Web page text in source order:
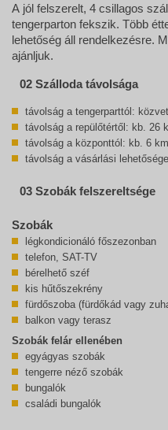
A jól felszerelt, 4 csillagos
tengerparton fekszik. Több
lehetőség áll rendelkezésre.
ajánljuk.
02 Szálloda távolsága
távolság a tengerparttól:
távolság a repülőtértől: kb. 26
távolság a központtól: kb. 6
távolság a vásárlási
03 Szobák felszereltsége
Szobák
légkondicionáló főszezonban
telefon, SAT-TV
bérelhető széf
kis hűtőszekrény
fürdőszoba (fürdőkád vagy
balkon vagy terasz
Szobák felár ellenében
egyágyas szobák
tengerre néző szobák
bungalók
családi bungalók